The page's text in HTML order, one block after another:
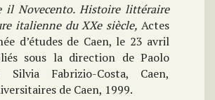
il Novecento. Histoire littéraire
italienne du XXe siècle, Actes
d’études de Caen, le 23 avril
sous la direction de Paolo
Fabrizio-Costa, Caen,
de Caen, 1999.